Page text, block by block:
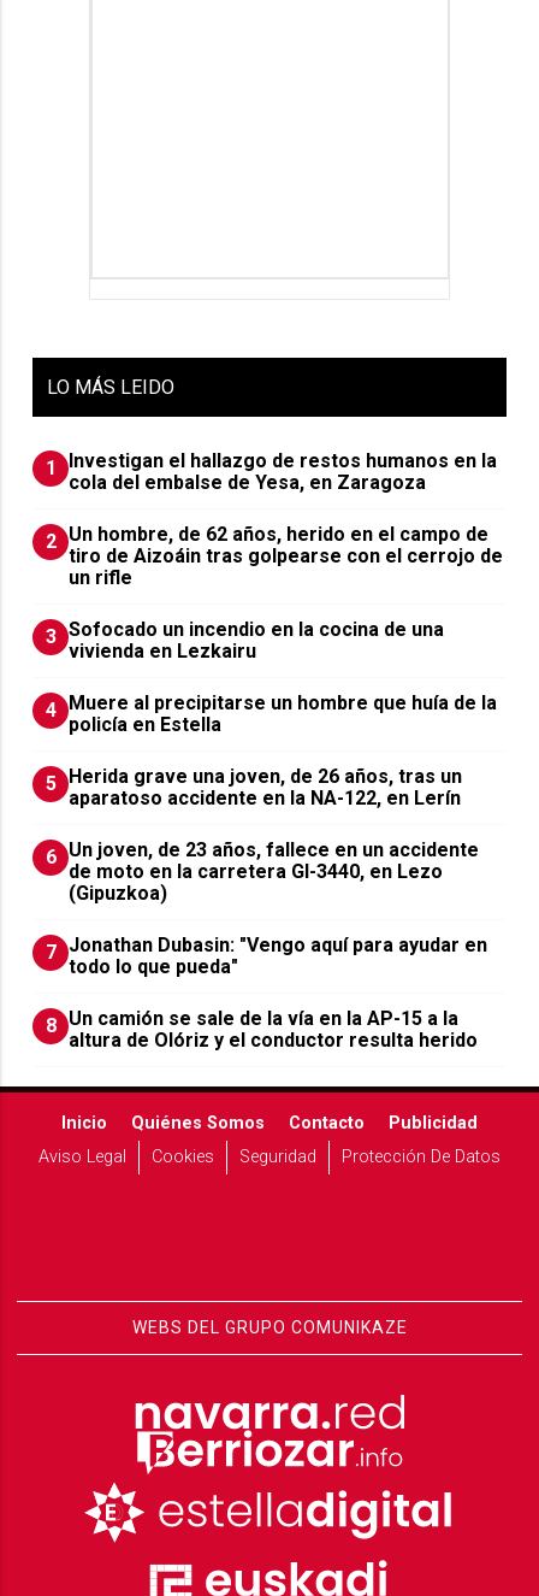
LO MÁS LEIDO
1
Investigan el hallazgo de restos humanos en la
cola del embalse de Yesa, en Zaragoza
2 Un hombre, de 62 años, herido en el campo de
tiro de Aizoáin tras golpearse con el cerrojo de
un rifle
3 Sofocado un incendio en la cocina de una
vivienda en Lezkairu
4 Muere al precipitarse un hombre que huía de la
policía en Estella
5 Herida grave una joven, de 26 años, tras un
aparatoso accidente en la NA-122, en Lerín
6 Un joven, de 23 años, fallece en un accidente
de moto en la carretera GI-3440, en Lezo
(Gipuzkoa)
7 Jonathan Dubasin: "Vengo aquí para ayudar en
todo lo que pueda"
8 Un camión se sale de la vía en la AP-15 a la
altura de Olóriz y el conductor resulta herido
Inicio Quiénes Somos Contacto
Publicidad
Aviso Legal
Cookies Seguridad Protección De Datos
WEBS DEL GRUPO COMUNIKAZE